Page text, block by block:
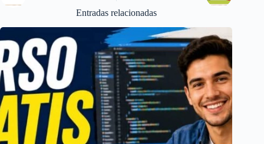
Entradas relacionadas